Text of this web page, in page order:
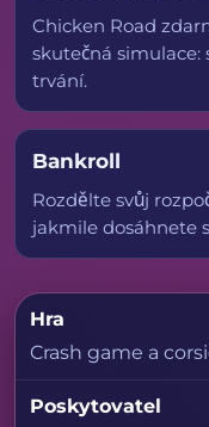
Chicken Road
skutečná simulace:
trvání.
Bankroll
Rozdělte svůj
jakmile dosáhnete
Hra
Crash game a
Poskytovatel